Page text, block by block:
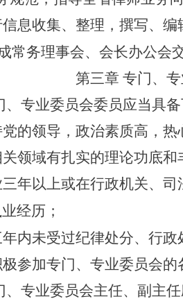
信息收集、整理，撰写、
常务理事会、会长办公会
第三章 专门、
、专业委员会委员应当具
党的领导，政治素质高，
关领域有扎实的理论功底
三年以上或在行政机关、
经历；
年内未受过纪律处分、行
极参加专门、专业委员会
、专业委员会主任、副主